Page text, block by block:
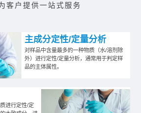
客户提供一站式服务
主成分定性/定量分析
对样品中含量最多的一种物质（水/溶剂除
外）进行定性/定量分析，通常用于判定样
品的主体属性。
进行定性/定